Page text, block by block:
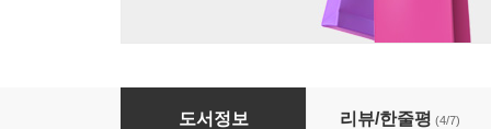
비숍 살인 사건 - 열린책들 세계문학 181
도서정보 리뷰/한줄평 (4/7)